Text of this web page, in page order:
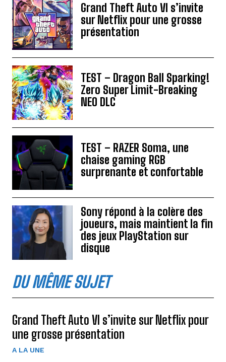
Grand Theft Auto VI s’invite
sur Netflix pour une grosse
présentation
TEST – Dragon Ball Sparking!
Zero Super Limit-Breaking
NEO DLC
TEST – RAZER Soma, une
chaise gaming RGB
surprenante et confortable
Sony répond à la colère des
joueurs, mais maintient la fin
des jeux PlayStation sur
disque
DU MÊME SUJET
Grand Theft Auto VI s’invite sur Netflix pour
une grosse présentation
A LA UNE